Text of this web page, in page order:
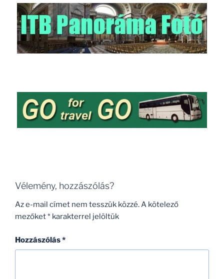
Vélemény, hozzászólás?
Az e-mail címet nem tesszük közzé.A kötelező
mezőket* karakterrel jelöltük
Hozzászólás*